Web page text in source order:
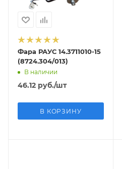
Фара РАУС 14.3711010-15
(8724.304/013)
В наличии
46.12 руб./шт
В КОРЗИНУ